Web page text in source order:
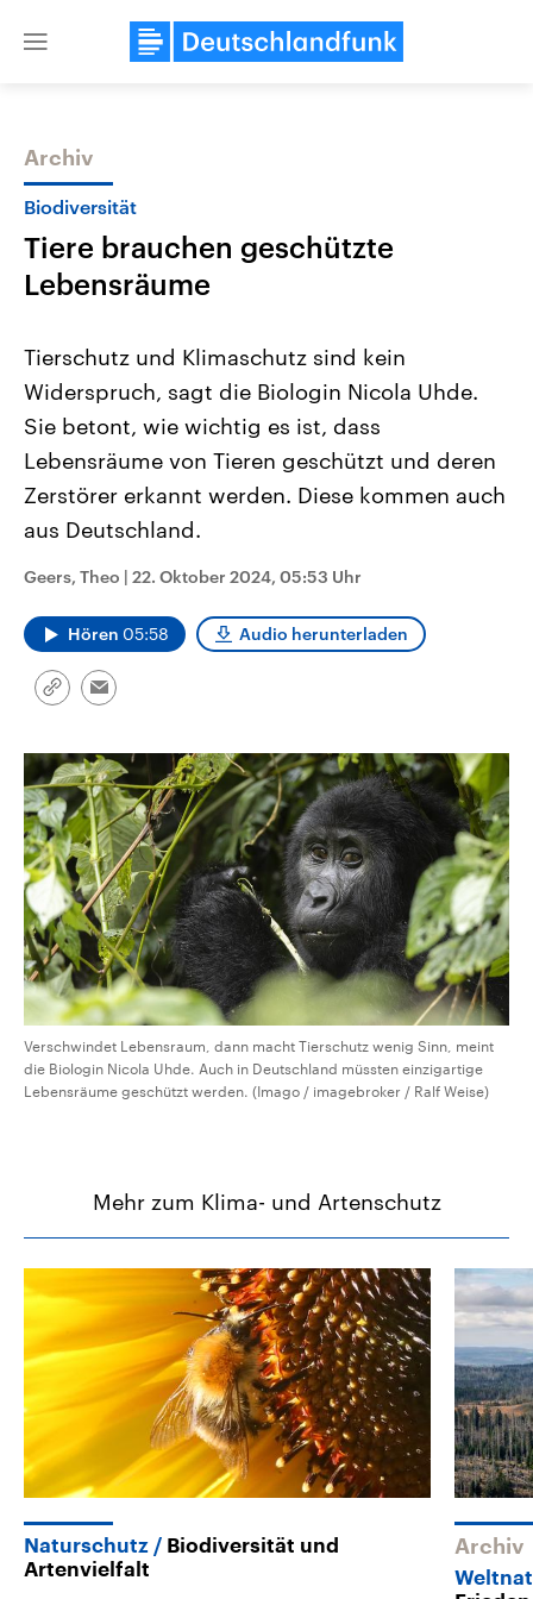
Close
Themen
Landtagswahl Sachsen-Anhalt
2026
Alle Informationen
Sachsen-Anhalt wählt am 6.
September 2026 einen neuen
Landtag. Seit 2021 wird das
Bundesland von einer Koalition aus
Umfragen, Prognosen,
Wahlprogramme, aktuelle Berichte
und Kandidaten der anstehenden
Wahl.
USA
Aktuelle Beiträge,
Hintergründe
Wirtschaftlich und
gehören die Vereinigten
den mächtigsten Ländern
Archiv
Biodiversität
Tiere brauchen geschützte
Lebensräume
Tierschutz und Klimaschutz sind kein
Widerspruch, sagt die Biologin Nicola Uhde.
Sie betont, wie wichtig es ist, dass
Lebensräume von Tieren geschützt und deren
Zerstörer erkannt werden. Diese kommen auch
aus Deutschland.
Geers, Theo | 22. Oktober 2024, 05:53 Uhr
Hören 05:58 Audio herunterladen
Link
Email
Verschwindet Lebensraum, dann macht Tierschutz wenig Sinn, meint
die Biologin Nicola Uhde. Auch in Deutschland müssten einzigartige
Lebensräume geschützt werden. (Imago / imagebroker / Ralf Weise)
Mehr zum Klima- und Artenschutz
Naturschutz
Biodiversität und
Artenvielfalt
Archiv